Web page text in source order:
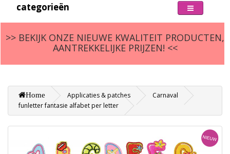
categorieën
>> BEKIJK ONZE NIEUWE KWALITEIT PRODUCTEN,
AANTREKKELIJKE PRIJZEN! <<
Home Applicaties & patches
Carnaval
funletter fantasie alfabet per letter